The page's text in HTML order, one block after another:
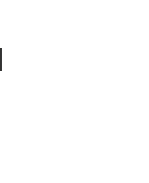
Khurtsidzem,
a bývalým mistrem
samý rok byl Shulaya v
k 45 letům odnětí
za násilnou trestnou